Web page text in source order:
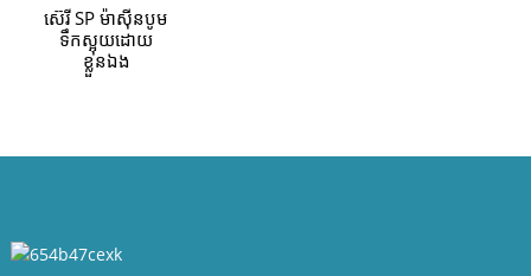
ស៊េរី SP ម៉ាស៊ីនបូម
ទឹកស្អុយដោយ
ខ្លួនឯង